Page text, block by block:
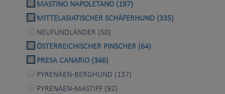
MASTINO NAPOLETANO (197)
MITTELASIATISCHER SCHÄFERHUND (335)
NEUFUNDLÄNDER (50)
ÖSTERREICHISCHER PINSCHER (64)
PRESA CANARIO (346)
PYRENÄEN-BERGHUND (137)
PYRENÄEN-MASTIFF (92)